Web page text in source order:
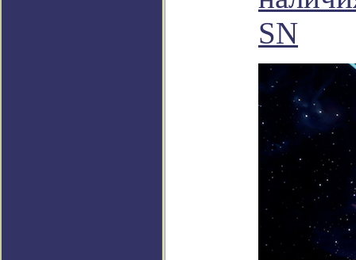
SN